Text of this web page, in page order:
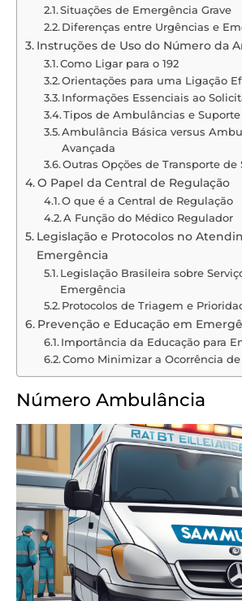
Situações de Emergência Grave
Diferenças entre Urgências e
Instruções de Uso do Número da
Como Ligar para o 192
Orientações para uma Ligação
Informações Essenciais ao
Tipos de Ambulâncias e
Ambulância Básica versus
Avançada
Outras Opções de Transporte de
O Papel da Central de Regulação
O que é a Central de Regulação
A Função do Médico Regulador
Legislação e Protocolos no
Emergência
Legislação Brasileira sobre
Emergência
Protocolos de Triagem e
Prevenção e Educação em
Importância da Educação para
Como Minimizar a Ocorrência
Número Ambulância